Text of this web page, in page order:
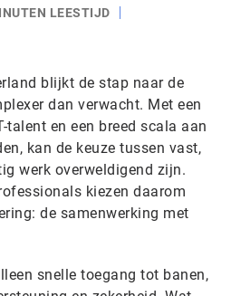
LEESTIJD
blijkt de stap naar de
dan verwacht. Met een
talent en een breed scala aan
kan de keuze tussen vast,
werk overweldigend zijn.
kiezen daarom
de samenwerking met
snelle toegang tot banen,